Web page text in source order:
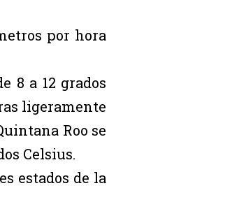
por hora
8 a 12 grados
ligeramente
Roo se
Celsius.
estados de la